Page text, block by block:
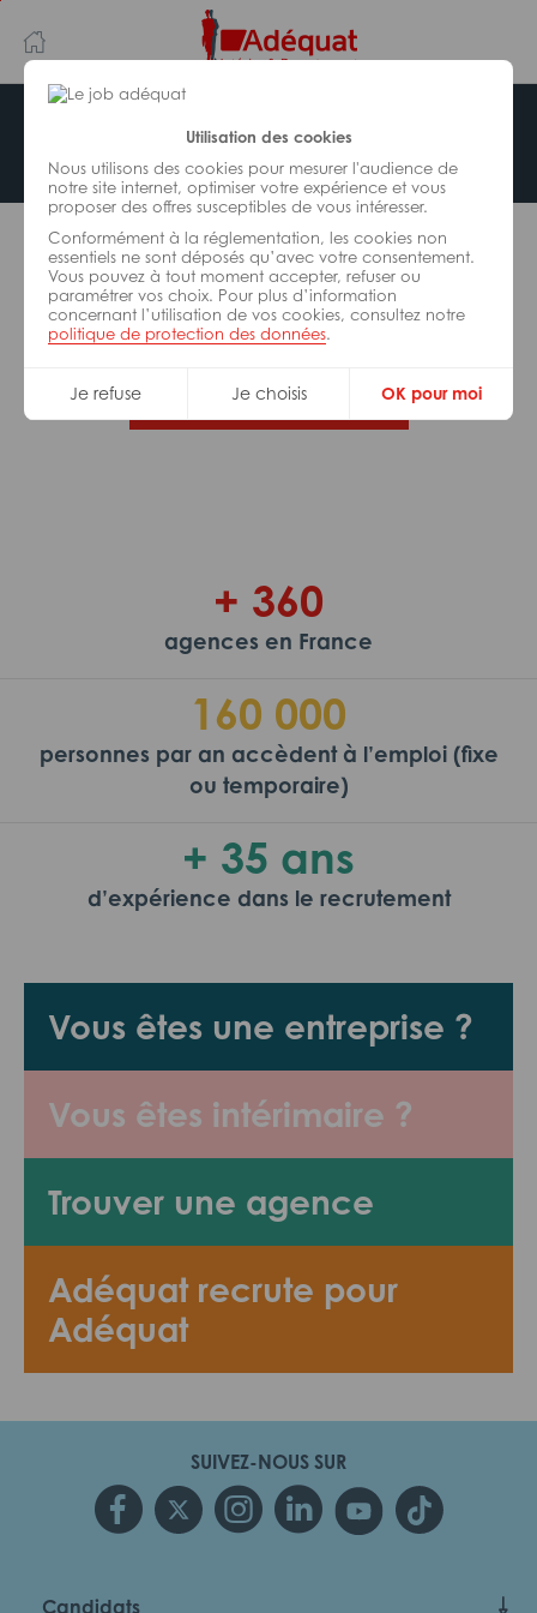
Utilisation des cookies
Nous utilisons des cookies pour mesurer l'audience de
notre site internet, optimiser votre expérience et vous
proposer des offres susceptibles de vous intéresser.
Conformément à la réglementation, les cookies non
essentiels ne sont déposés qu’avec votre consentement.
Vous pouvez à tout moment accepter, refuser ou
paramétrer vos choix. Pour plus d’information
concernant l’utilisation de vos cookies, consultez notre
politique de protection des données.
Je refuse Je choisis OK pour moi
au
contenu
principal
navigation
Offre indisponible
L’offre d’emploi que vous tentez de consulter n’est
plus disponible.
De nombreuses autres missions peuvent vous
correspondre, consultez toutes nos offres.
Trouvez votre job Adéquat !
Vous êtes une entreprise ?
Vous êtes intérimaire ?
Trouver une agence
Adéquat recrute pour
Adéquat
+ 360
agences en France
160 000
personnes par an accèdent à l’emploi (fixe
ou temporaire)
+ 35 ans
d’expérience dans le recrutement
SUIVEZ-NOUS SUR
Candidats